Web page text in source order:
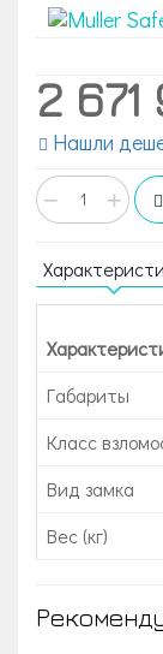
2
Нашли
− +
Габариты
Класс
Вид замка
Вес (кг)